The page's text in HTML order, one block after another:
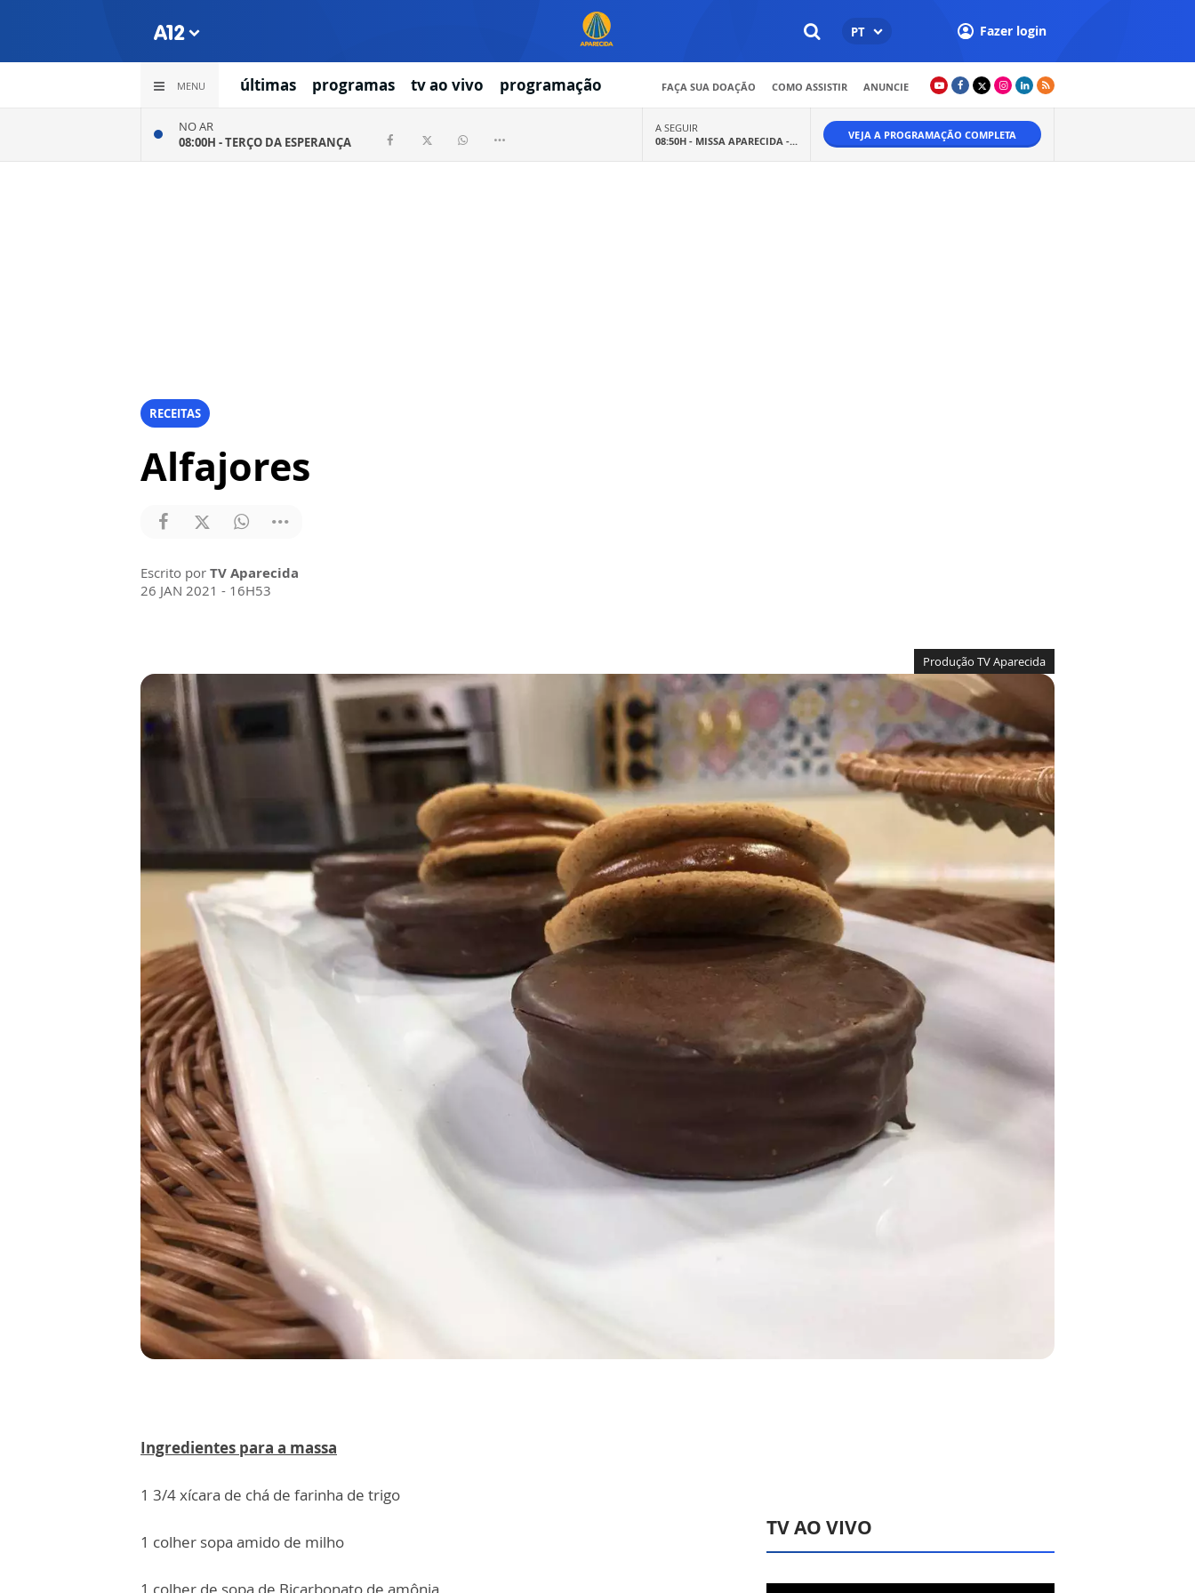
PT Fazer login
MENU últimas programas tv ao vivo programação FAÇA SUA DOAÇÃO COMO ASSISTIR ANUNCIE
NO AR
08:00H -TERÇO DA ESPERANÇA
A SEGUIR
08:50H - MISSA APARECIDA -... VEJA A PROGRAMAÇÃO COMPLETA
RECEITAS
Alfajores
Escrito por TV Aparecida
26 JAN 2021 - 16H53
Produção TV Aparecida
Ingredientes para a massa
1 3/4 xícara de chá de farinha de trigo
1 colher sopa amido de milho
TV AO VIVO